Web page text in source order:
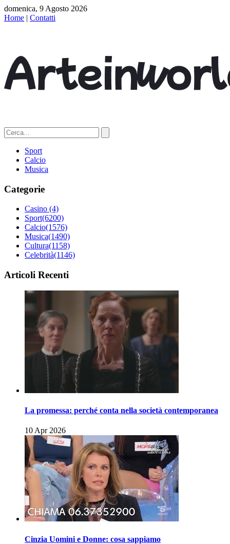
domenica, 9 Agosto 2026
Home | Contatti
Sport
Calcio
Musica
Categorie
Casino (4)
Sport(6200)
Calcio(1576)
Musica(1490)
Cultura(1158)
Celebrità(1146)
Articoli Recenti
La promessa: perché conta nella società contemporanea
10 Apr 2026
Cinzia Uomini e Donne: cosa sappiamo